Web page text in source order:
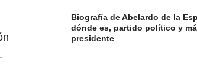
Biografía de Abelardo de la
dónde es, partido político y
presidente